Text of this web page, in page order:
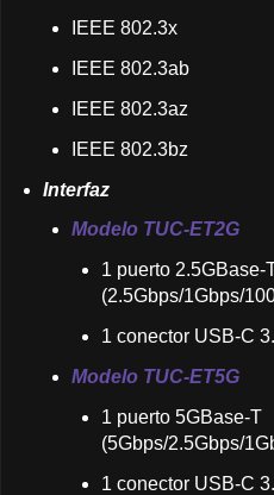
IEEE 802.3x
IEEE 802.3ab
IEEE 802.3az
IEEE 802.3bz
Interfaz
Modelo TUC-ET2G
1 puerto 2.5GBase-
(2.5Gbps/1Gbps/
1 conector USB-C
Modelo TUC-ET5G
1 puerto 5GBase-T
(5Gbps/2.5Gbps/
1 conector USB-C